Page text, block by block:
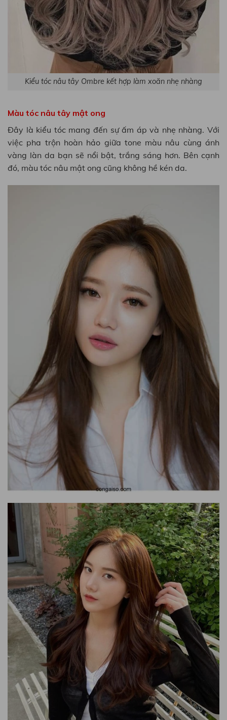
Kiểu tóc nâu tây Ombre kết hợp làm xoăn nhẹ nhàng
Màu tóc nâu tây mật ong
Đây là kiểu tóc mang đến sự ấm áp và nhẹ nhàng. Với
việc pha trộn hoàn hảo giữa tone màu nâu cùng ánh
vàng làn da bạn sẽ nổi bật, trắng sáng hơn. Bên cạnh
đó, màu tóc nâu mật ong cũng không hề kén da.